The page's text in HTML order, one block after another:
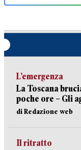
L’emergenza
La Toscana
poche ore – Gli
di Redazione web
Il ritratto